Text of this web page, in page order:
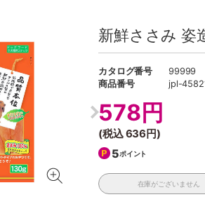
新鮮ささみ 姿
カタログ番号
99999
商品番号
jpl-
578円
(税込636円)
5ポイント
在庫がございません